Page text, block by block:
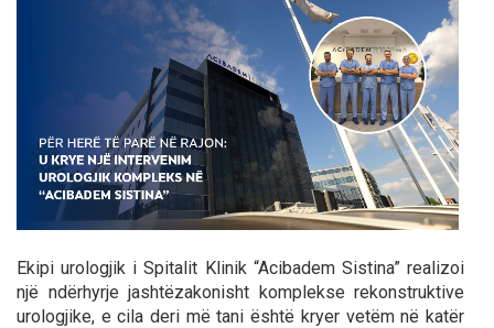
Ekipi urologjik i Spitalit Klinik “Acibadem Sistina” realizoi
një ndërhyrje jashtëzakonisht komplekse rekonstruktive
urologjike, e cila deri më tani është kryer vetëm në katër